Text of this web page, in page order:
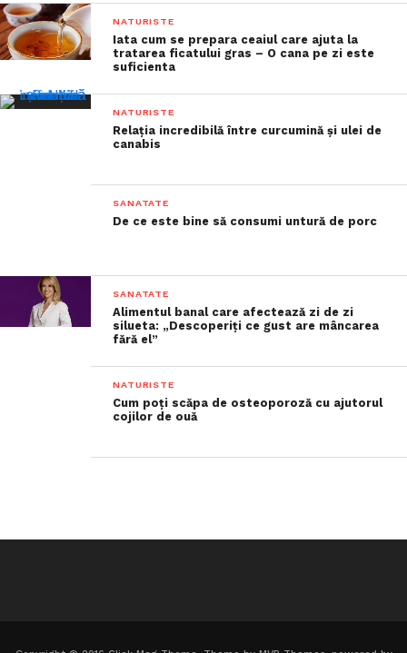
NATURISTE
Iata cum se prepara ceaiul care ajuta la
tratarea ficatului gras – O cana pe zi este
suficienta
NATURISTE
Relația incredibilă între curcumină și ulei de
canabis
SANATATE
De ce este bine să consumi untură de porc
SANATATE
Alimentul banal care afectează zi de zi
silueta: „Descoperiți ce gust are mâncarea
fără el”
NATURISTE
Cum poți scăpa de osteoporoză cu ajutorul
cojilor de ouă